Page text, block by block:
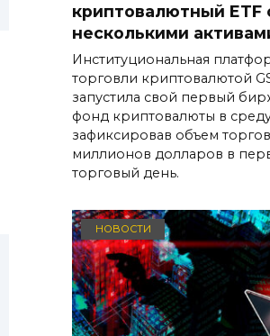
криптовалютный ETF
несколькими
Институциональная
торговли криптовалютой
запустила свой первый
фонд криптовалюты в
зафиксировав объем
миллионов долларов в
торговый день.
НОВОСТИ